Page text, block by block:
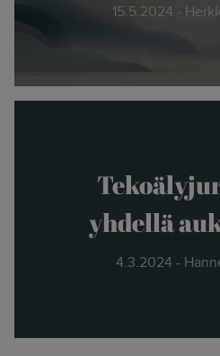
15.5.2024 -
yhdellä
4.3.2024 -